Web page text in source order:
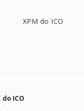
XPM do ICO
ICO